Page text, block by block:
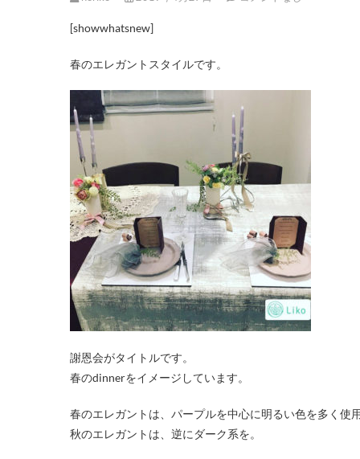
[showwhatsnew]
春のエレガントスタイルです。
謝恩会がタイトルです。
春のdinnerをイメージしています。
春のエレガントは、パープルを中心に明るい色を多く使用
秋のエレガントは、逆にダーク系を。